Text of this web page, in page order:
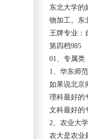
东北大学的
物加工。东
王牌专业：
第四档985
01、专属类
1、华东师
如果说北京
理科最好的
文科最好的
2、农业大学
农大是农业